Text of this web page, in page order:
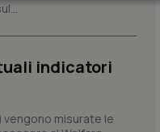
indicatori
vengono misurate le